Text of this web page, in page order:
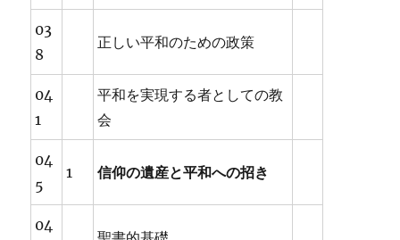
03
8
正しい平和のための政策
04
1
平和を実現する者としての教
会
04
5
1 信仰の遺産と平和への招き
04